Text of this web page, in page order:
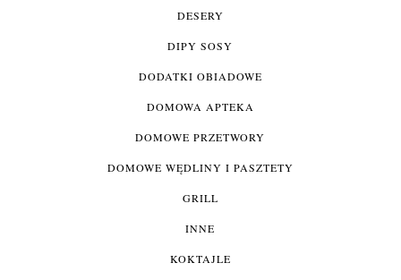
DESERY
DIPY SOSY
DODATKI OBIADOWE
DOMOWA APTEKA
DOMOWE PRZETWORY
DOMOWE WĘDLINY I PASZTETY
GRILL
INNE
KOKTAJLE